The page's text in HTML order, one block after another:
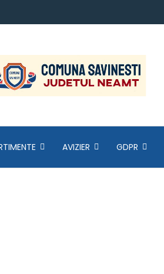
AVIZIER GDPR